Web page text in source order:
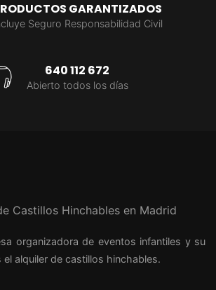
GARANTIZADOS
Seguro Responsabilidad Civil
640 112 672
Abierto todos los días
organizadora de eventos infantiles y su
el alquiler de castillos hinchables.